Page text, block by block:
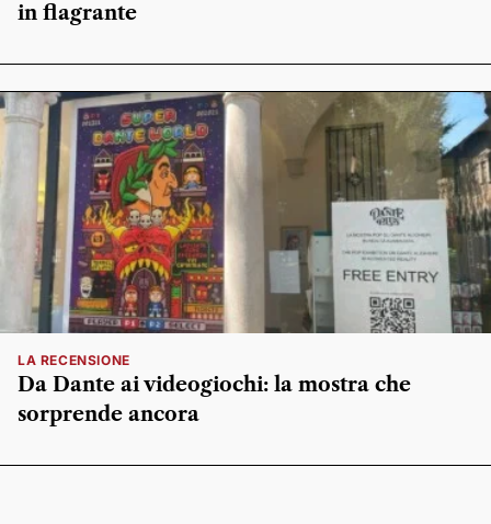
in flagrante
LA RECENSIONE
Da Dante ai videogiochi: la mostra che
sorprende ancora